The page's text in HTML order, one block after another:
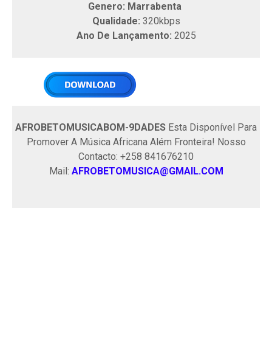
Genero: Marrabenta
Qualidade: 320kbps
Ano De Lançamento: 2025
AFROBETOMUSICABOM-9DADES Esta Disponível Para
Promover A Música Africana Além Fronteira! Nosso
Contacto: +258 841676210
Mail: AFROBETOMUSICA@GMAIL.COM